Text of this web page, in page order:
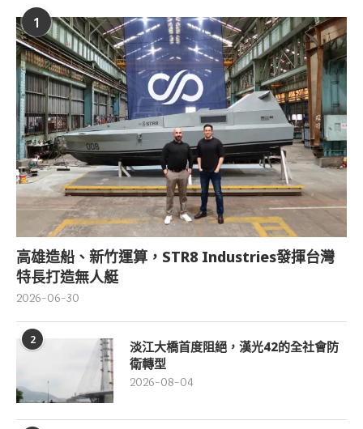
1
高雄造船、新竹運算，STR8 Industries發揮台灣
特長打造無人艇
2026-06-30
2
淡江大橋首度阻絕，漢光42的全社會防
衛轉型
2026-08-04